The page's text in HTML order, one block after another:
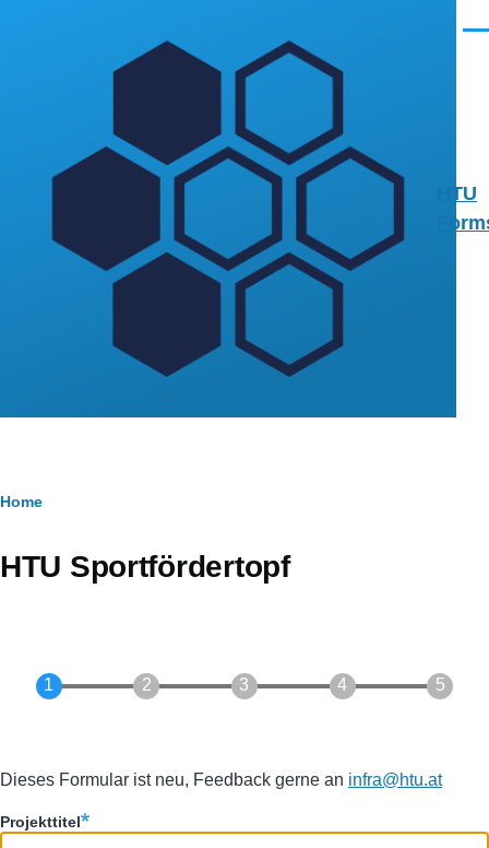
HTU
Breadcrumb
Home
HTU Sportfördertopf
Dieses Formular ist neu, Feedback gerne an infra@htu.at
Projekttitel